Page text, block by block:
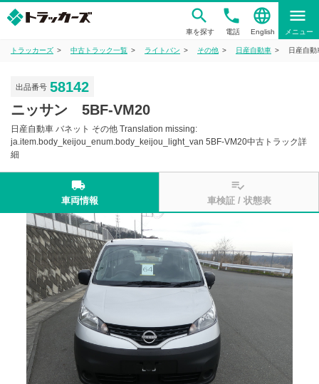
車を探す
phone
電話
language
English
menu
メニュー
トラッカーズ 中古トラック一覧 ライトバン その他 日産自動車 日産自
出品番号 58142
ニッサン 5BF-VM20
日産自動車 バネット その他 Translation missing:
ja.item.body_keijou_enum.body_keijou_light_van 5BF-VM20中古トラック詳
細
local_shipping
車両情報
playlist_add_check
車検証 / 状態表